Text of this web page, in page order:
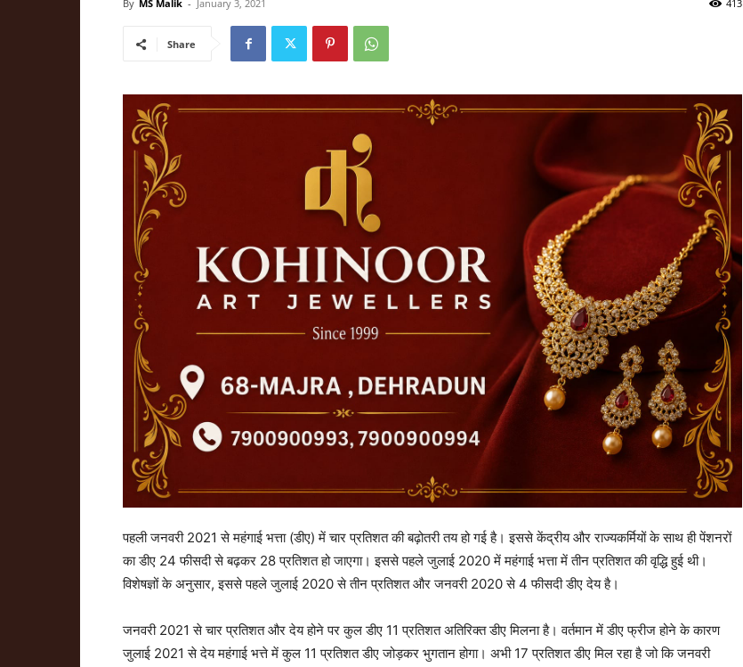
By MS Malik - January 3, 2021 413
Share
पहली जनवरी 2021 से महंगाई भत्ता (डीए) में चार प्रतिशत की बढ़ोतरी तय हो गई है। इससे केंद्रीय और राज्यकर्मियों के साथ ही पेंशनरों
का डीए 24 फीसदी से बढ़कर 28 प्रतिशत हो जाएगा। इससे पहले जुलाई 2020 में महंगाई भत्ता में तीन प्रतिशत की वृद्धि हुई थी।
विशेषज्ञों के अनुसार, इससे पहले जुलाई 2020 से तीन प्रतिशत और जनवरी 2020 से 4 फीसदी डीए देय है।
जनवरी 2021 से चार प्रतिशत और देय होने पर कुल डीए 11 प्रतिशत अतिरिक्त डीए मिलना है। वर्तमान में डीए फ्रीज होने के कारण
जुलाई 2021 से देय महंगाई भत्ते में कुल 11 प्रतिशत डीए जोड़कर भुगतान होगा। अभी 17 प्रतिशत डीए मिल रहा है जो कि जनवरी